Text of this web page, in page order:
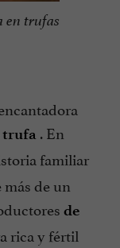
en trufas
trufa . En
familiar
de un
de
rica y fértil